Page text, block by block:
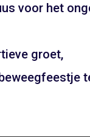
Huizerweg –
voor het
groet,